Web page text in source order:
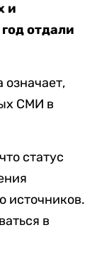
и
отдали
СМИ в
статус
источников.
в